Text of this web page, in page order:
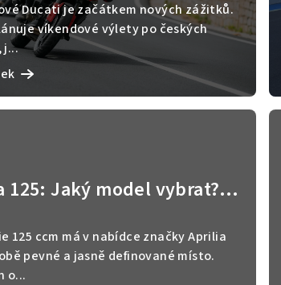
vybírají nejčastěji
Ducati je začátkem nových zážitků.
víkendové výlety po českých
j...
125: Jaký model vybrat?
RX nebo SX
125 ccm má v nabídce značky Aprilia
pevné a jasně definované místo.
o...